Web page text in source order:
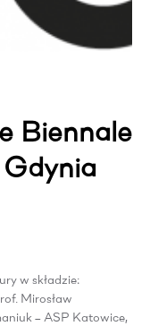
Biennale
w składzie:
Mirosław
– ASP Katowice,